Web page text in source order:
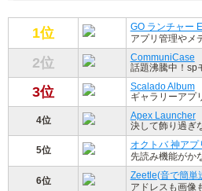
1位
GO ランチャー
アプリ管理やメ
2位
CommuniCase
話題沸騰中！sp
3位
Scalado Album
ギャラリーアプ
4位
Apex Launcher
決して飾り過ぎ
5位
オクトバ 神アプ
先読み機能がか
6位
Zeetle(音で簡単
アドレスも画像